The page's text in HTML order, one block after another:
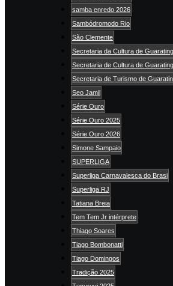
samba enredo 2026
Sambódromodo Rio
São Clemente
Secretaria da Cultura de
Secretaria de Cultura de
Secretaria de Turismo de
Seo Jamil
Série Ouro
Série Ouro 2025
Série Ouro 2026
Simone Sampaio
SUPERLIGA
Superliga Carnavalesca do Brasi
Superliga RJ
Tatiana Breia
Tem Tem Jr intérprete
Thiago Soares
Tiago Bombonatti
Tiago Domingos
Tradição 2025